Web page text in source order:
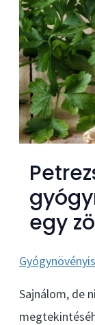
egy
Sajnálom, de